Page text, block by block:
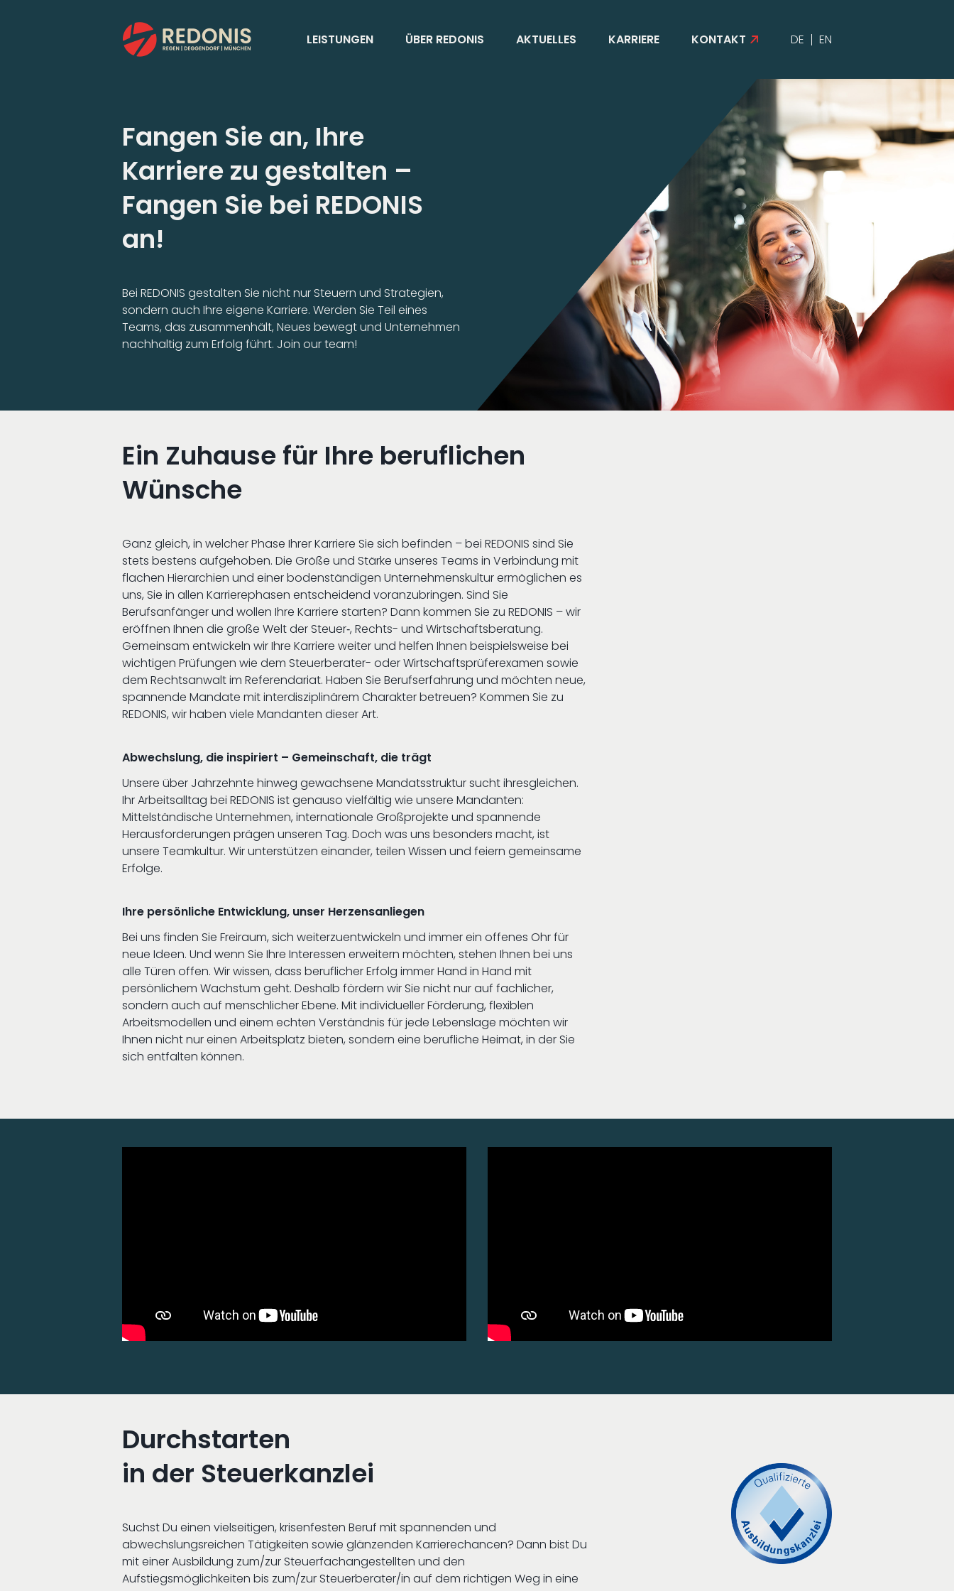
LEISTUNGEN ÜBER REDONIS AKTUELLES KARRIERE KONTAKT DE EN
Fangen Sie an, Ihre
Karriere zu gestalten –
Fangen Sie bei REDONIS
an!
Bei REDONIS gestalten Sie nicht nur Steuern und Strategien,
sondern auch Ihre eigene Karriere. Werden Sie Teil eines
Teams, das zusammenhält, Neues bewegt und Unternehmen
nachhaltig zum Erfolg führt. Join our team!
Ein Zuhause für Ihre beruflichen
Wünsche
Ganz gleich, in welcher Phase Ihrer Karriere Sie sich befinden – bei REDONIS sind Sie
stets bestens aufgehoben. Die Größe und Stärke unseres Teams in Verbindung mit
flachen Hierarchien und einer bodenständigen Unternehmenskultur ermöglichen es
uns, Sie in allen Karrierephasen entscheidend voranzubringen. Sind Sie
Berufsanfänger und wollen Ihre Karriere starten? Dann kommen Sie zu REDONIS – wir
eröffnen Ihnen die große Welt der Steuer‑, Rechts- und Wirtschaftsberatung.
Gemeinsam entwickeln wir Ihre Karriere weiter und helfen Ihnen beispielsweise bei
wichtigen Prüfungen wie dem Steuerberater- oder Wirtschaftsprüferexamen sowie
dem Rechtsanwalt im Referendariat. Haben Sie Berufserfahrung und möchten neue,
spannende Mandate mit interdisziplinärem Charakter betreuen? Kommen Sie zu
REDONIS, wir haben viele Mandanten dieser Art.
Abwechslung, die inspiriert – Gemeinschaft, die trägt
Unsere über Jahrzehnte hinweg gewachsene Mandatsstruktur sucht ihresgleichen.
Ihr Arbeitsalltag bei REDONIS ist genauso vielfältig wie unsere Mandanten:
Mittelständische Unternehmen, internationale Großprojekte und spannende
Herausforderungen prägen unseren Tag. Doch was uns besonders macht, ist
unsere Teamkultur. Wir unterstützen einander, teilen Wissen und feiern gemeinsame
Erfolge.
Ihre persönliche Entwicklung, unser Herzensanliegen
Bei uns finden Sie Freiraum, sich weiterzuentwickeln und immer ein offenes Ohr für
neue Ideen. Und wenn Sie Ihre Interessen erweitern möchten, stehen Ihnen bei uns
alle Türen offen. Wir wissen, dass beruflicher Erfolg immer Hand in Hand mit
persönlichem Wachstum geht. Deshalb fördern wir Sie nicht nur auf fachlicher,
sondern auch auf menschlicher Ebene. Mit individueller Förderung, flexiblen
Arbeitsmodellen und einem echten Verständnis für jede Lebenslage möchten wir
Ihnen nicht nur einen Arbeitsplatz bieten, sondern eine berufliche Heimat, in der Sie
sich entfalten können.
Durchstarten
in der Steuerkanzlei
Suchst Du einen vielseitigen, krisenfesten Beruf mit spannenden und
abwechslungsreichen Tätigkeiten sowie glänzenden Karrierechancen? Dann bist Du
mit einer Ausbildung zum/zur Steuerfachangestellten und den
Aufstiegsmöglichkeiten bis zum/zur Steuerberater/in auf dem richtigen Weg in eine